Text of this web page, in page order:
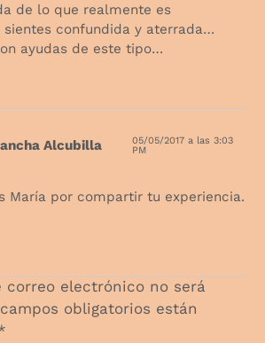
de lo que realmente es
confundida y aterrada…
ayudas de este tipo…
Alcubilla
05/05/2017 a las 3:03
PM
María por compartir tu experiencia.
correo electrónico no será
obligatorios están